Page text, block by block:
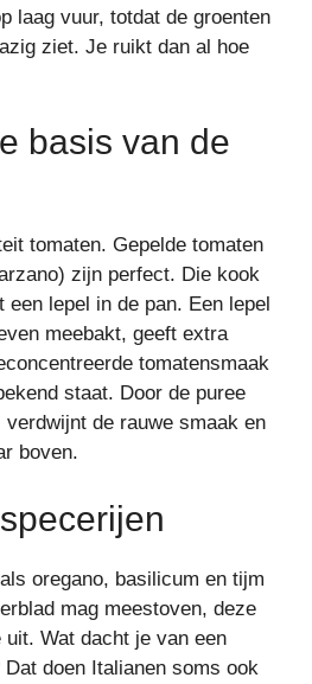
laag vuur, totdat de groenten
ziet. Je ruikt dan al hoe
basis van de
tomaten. Gepelde tomaten
zijn perfect. Die kook
lepel in de pan. Een lepel
meebakt, geeft extra
tomatensmaak
staat. Door de puree
de rauwe smaak en
boven.
oregano, basilicum en tijm
mag meestoven, deze
Wat dacht je van een
doen Italianen soms ook